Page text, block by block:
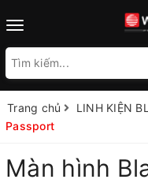
Toggle
Trang chủ LINH KIỆN
Passport
Màn hình